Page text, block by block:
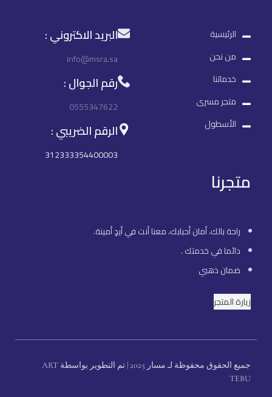
الرئيسية
من نحن
خدماتنا
متجر مسرى
الأسطول
البريد الاكتروني :
info@msra.sa
رقم الجوال :
0555347622
الرقم الضريبي :
312333354400003
متجرنا
راحة بالك، أمان أحبابك، معنا أنت في أيدٍ أمينة.
دائما في خدمتك .
ضمان ذهبي
زيارة المتجر
جميع الحقوق محفوظة لـ مسار 2025 | تم التطوير بواسطة ART
TEBU